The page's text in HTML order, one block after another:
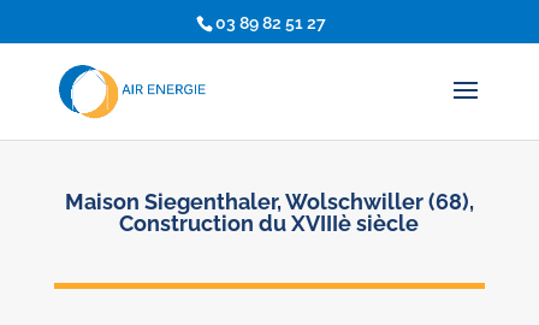
03 89 82 51 27
Maison Siegenthaler, Wolschwiller (68),
Construction du XVIIIè siècle